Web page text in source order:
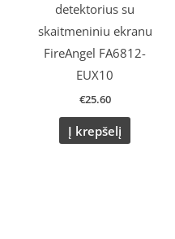
detektorius su
skaitmeniniu ekranu
FireAngel FA6812-
EUX10
€25.60
Į krepšelį